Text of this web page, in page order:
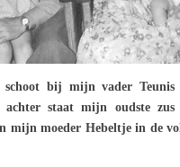
bij mijn vader
achter staat mijn oudste
mijn moeder Hebeltje in de